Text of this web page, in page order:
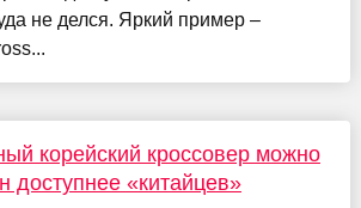
не делся. Яркий пример –
корейский кроссовер можно
доступнее «китайцев»